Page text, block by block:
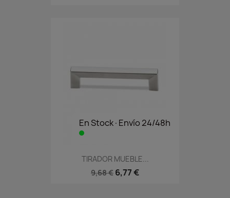
En Stock·Envío 24/48h
TIRADOR MUEBLE...
9,68 € 6,77 €